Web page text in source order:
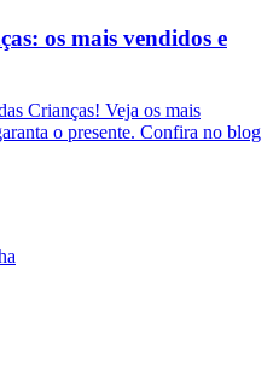
os mais vendidos e
Crianças! Veja os mais
o presente. Confira no blog